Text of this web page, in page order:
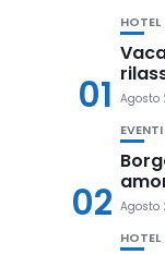
01
HOTEL
Agosto
02
EVENTI
Agosto
HOTEL